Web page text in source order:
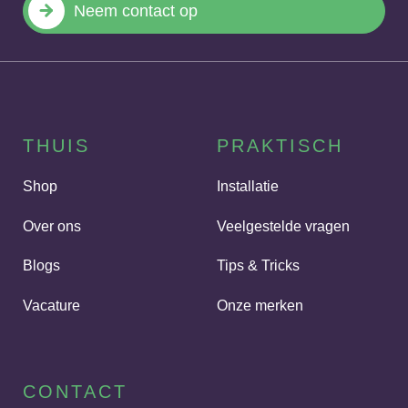
Top! Bedankt Bas!!
Neem contact op
THUIS
Shop
Over ons
Blogs
Vacature
PRAKTISCH
Installatie
Veelgestelde vragen
Tips & Tricks
Onze merken
CONTACT